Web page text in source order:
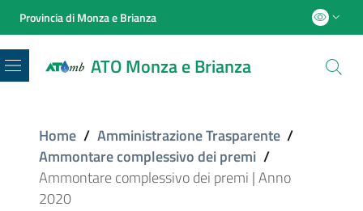
Provincia di Monza e Brianza
ATO Monza e Brianza
Menu
Home / Amministrazione Trasparente /
Ammontare complessivo dei premi /
Ammontare complessivo dei premi | Anno
2020